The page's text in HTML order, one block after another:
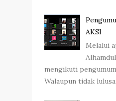
AKSI
Melalui
mengikuti
Walaupun tidak